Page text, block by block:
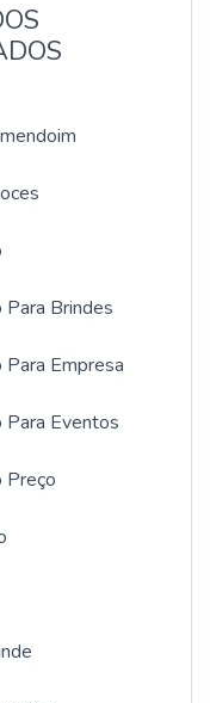
Brindes
Empresa
Para Eventos
Preço